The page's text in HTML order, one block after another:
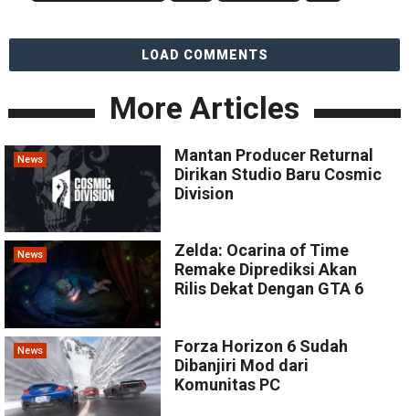
LOAD COMMENTS
More Articles
News
Mantan Producer Returnal
Dirikan Studio Baru Cosmic
Division
News
Zelda: Ocarina of Time
Remake Diprediksi Akan
Rilis Dekat Dengan GTA 6
News
Forza Horizon 6 Sudah
Dibanjiri Mod dari
Komunitas PC